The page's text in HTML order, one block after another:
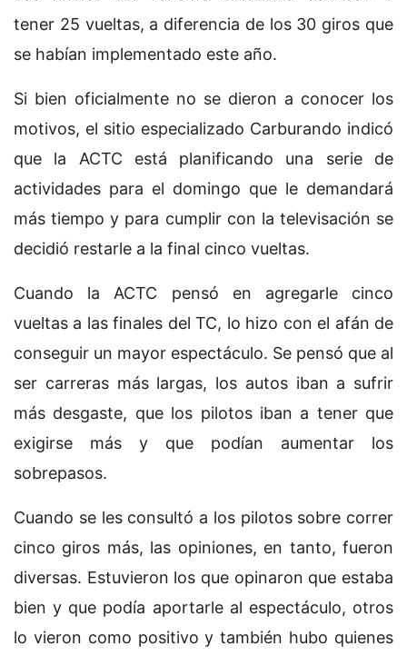
tener 25 vueltas, a diferencia de los 30 giros que
se habían implementado este año.
Si bien oficialmente no se dieron a conocer los
motivos, el sitio especializado Carburando indicó
que la ACTC está planificando una serie de
actividades para el domingo que le demandará
más tiempo y para cumplir con la televisación se
decidió restarle a la final cinco vueltas.
Cuando la ACTC pensó en agregarle cinco
vueltas a las finales del TC, lo hizo con el afán de
conseguir un mayor espectáculo. Se pensó que al
ser carreras más largas, los autos iban a sufrir
más desgaste, que los pilotos iban a tener que
exigirse más y que podían aumentar los
sobrepasos.
Cuando se les consultó a los pilotos sobre correr
cinco giros más, las opiniones, en tanto, fueron
diversas. Estuvieron los que opinaron que estaba
bien y que podía aportarle al espectáculo, otros
lo vieron como positivo y también hubo quienes